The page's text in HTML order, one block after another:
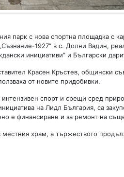
с нова спортна площадка с
1927” в с. Долни Вадин,
инициативи” и Български
Красен Кръстев, общински
от новите придобивки.
спорт и срещи сред
на Лидл България, са
е финансиране и за ремонт на
местния храм, а тържеството